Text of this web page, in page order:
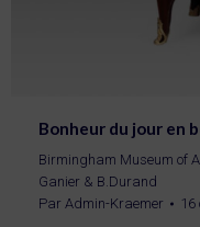
Bonheur du jour en
Birmingham Museum of
Ganier & B.Durand
Par Admin-Kraemer 16